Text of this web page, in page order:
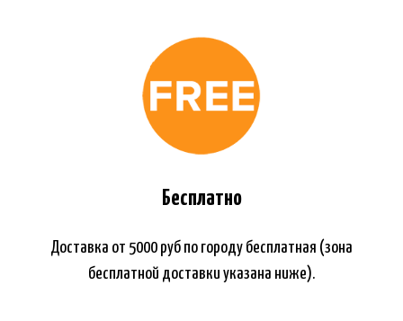
Бесплатно
Доставка от 5000 руб по городу бесплатная (зона
бесплатной доставки указана ниже).